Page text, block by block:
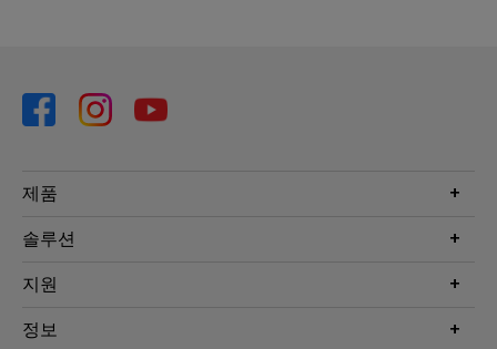
제품
프로젝터
조명
솔루션
Eye-Care 모니터
e스포츠
지원
문의
정보